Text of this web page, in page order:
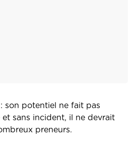
son potentiel ne fait pas
sans incident, il ne devrait
preneurs.